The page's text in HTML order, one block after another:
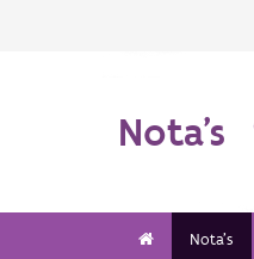
Nota's
Nota's